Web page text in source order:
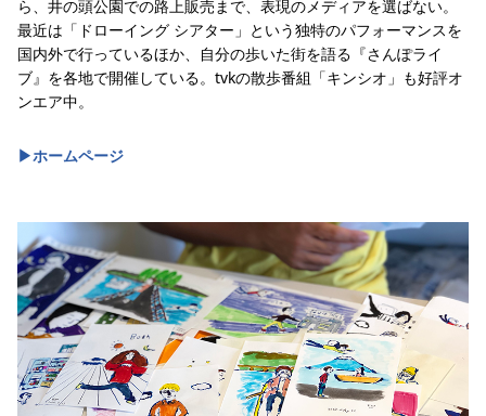
ら、井の頭公園での路上販売まで、表現のメディアを選ばない。
最近は「ドローイング シアター」という独特のパフォーマンスを
国内外で行っているほか、自分の歩いた街を語る『さんぽライ
ブ』を各地で開催している。tvkの散歩番組「キンシオ」も好評オ
ンエア中。
▶︎ホームページ